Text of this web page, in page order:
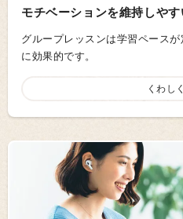
モチベーションを維持しやす
グループレッスンは学習ペース
に効果的です。
くわし